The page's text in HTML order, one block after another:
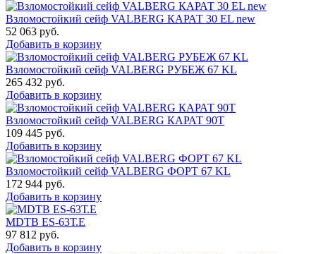
Взломостойкий сейф VALBERG КАРАТ 30 EL new
52 063 руб.
Добавить в корзину
Взломостойкий сейф VALBERG РУБЕЖ 67 KL
265 432 руб.
Добавить в корзину
Взломостойкий сейф VALBERG КАРАТ 90T
109 445 руб.
Добавить в корзину
Взломостойкий сейф VALBERG ФОРТ 67 KL
172 944 руб.
Добавить в корзину
MDTB ES-63Т.Е
97 812 руб.
Добавить в корзину